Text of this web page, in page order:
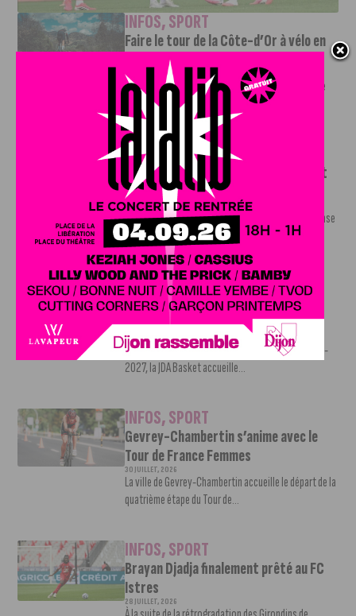
INFOS,SPORT
Faire le tour de la Côte-d’Or à vélo en
trois jours : le défi de Victor Bosoni
5 AOÛT, 2026
Le challenge que s’apprête à relever l’ultra-cycliste
Victor Bosoni est simple : parcourir 571...
INFOS SPORT
DFCO : une préparation sereine avant
le grand retour en Ligue 2
3 AOÛT, 2026
Contre l’AS Nancy Lorraine, le DFCO a achevé sa phase
de préparation par un...
INFOS,SPORT
JDA Basket : Kevion Taylor intègre
l’effectif de la Jeanne
3 AOÛT, 2026
Pour se renforcer avant le début de la saison 2026-
2027, la JDA Basket accueille...
INFOS,SPORT
Gevrey-Chambertin s’anime avec le
Tour de France Femmes
30 JUILLET, 2026
La ville de Gevrey-Chambertin accueille le départ de la
quatrième étape du Tour de...
INFOS,SPORT
Brayan Djadja finalement prêté au FC
Istres
28 JUILLET, 2026